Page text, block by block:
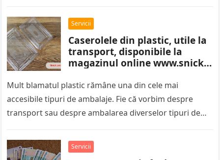
Servicii
Caserolele din plastic, utile la
transport, disponibile la
magazinul online www.snick-
Mult blamatul plastic rămâne una din cele mai
accesibile tipuri de ambalaje. Fie că vorbim despre
transport sau despre ambalarea diverselor tipuri de
Servicii